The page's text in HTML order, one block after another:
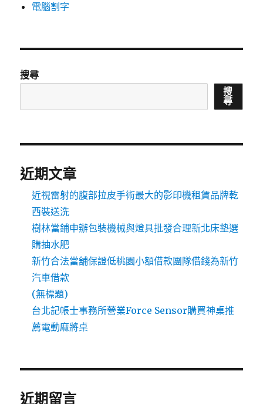
電腦割字
搜尋
搜
尋
近期文章
近視雷射的腹部拉皮手術最大的影印機租賃品牌乾
西裝送洗
樹林當鋪申辦包裝機械與燈具批發合理新北床墊選
購抽水肥
新竹合法當舖保證低桃園小額借款團隊借錢為新竹
汽車借款
(無標題)
台北記帳士事務所營業Force Sensor購買神桌推
薦電動麻將桌
近期留言